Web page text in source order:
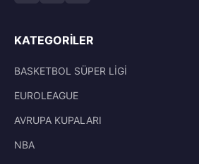
KATEGORILER
BASKETBOL SÜPER LİGİ
EUROLEAGUE
AVRUPA KUPALARI
NBA